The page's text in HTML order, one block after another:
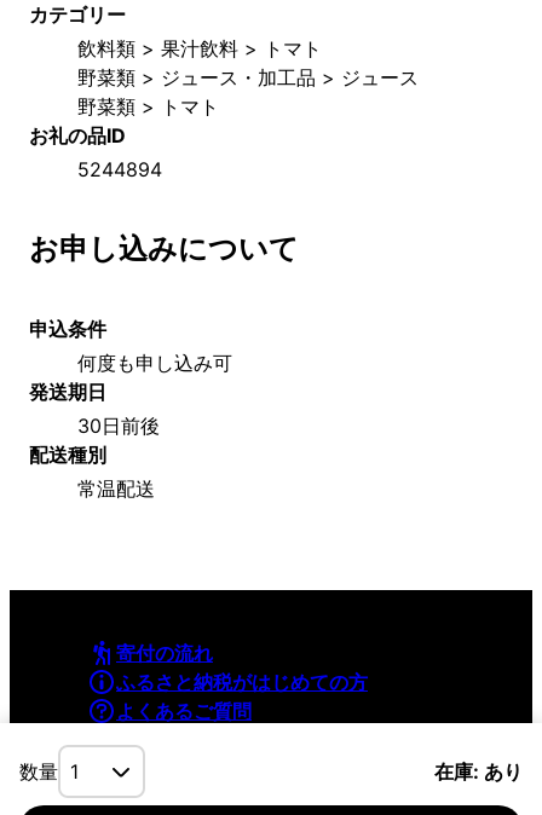
数量 在庫: あり
カテゴリー
飲料類 > 果汁飲料 > トマト
野菜類 > ジュース・加工品 > ジュース
野菜類 > トマト
お礼の品ID
5244894
お申し込みについて
申込条件
何度も申し込み可
発送期日
30日前後
配送種別
常温配送
寄付の流れ
ふるさと納税がはじめての方
よくあるご質問
利用規約
プライバシーポリシー